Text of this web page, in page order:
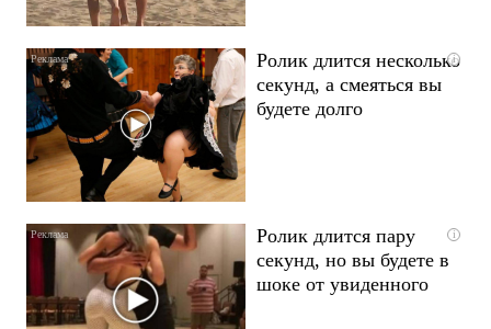
i
Ролик длится несколько
секунд, а смеяться вы
будете долго
i
Ролик длится пару
секунд, но вы будете в
шоке от увиденного